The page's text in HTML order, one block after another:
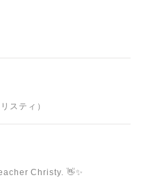
スティ）
Christy. 👋✨